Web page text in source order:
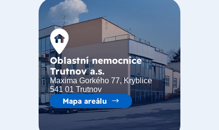
Oblastní nemocnice
Trutnov a.s.
Maxima Gorkého 77, Kryblice
541 01 Trutnov
Mapa areálu